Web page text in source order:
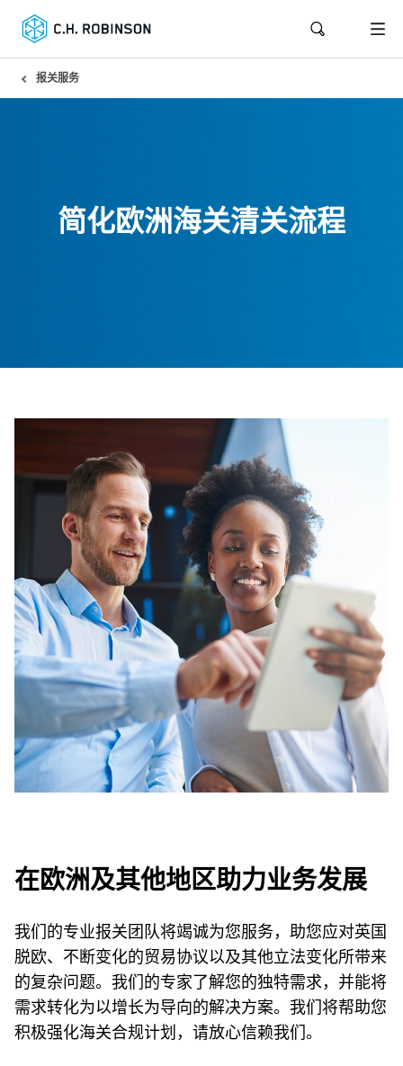
报关服务
简化欧洲海关清关流程
在欧洲及其他地区助力业务发展
我们的专业报关团队将竭诚为您服务，助您应对英国
脱欧、不断变化的贸易协议以及其他立法变化所带来
的复杂问题。我们的专家了解您的独特需求，并能将
需求转化为以增长为导向的解决方案。我们将帮助您
积极强化海关合规计划，请放心信赖我们。